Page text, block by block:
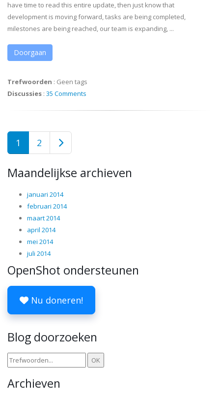
have time to read this entire update, then just know that
development is moving forward, tasks are being completed,
milestones are being reached, our team is expanding, ...
Doorgaan
Trefwoorden : Geen tags
Discussies : 35 Comments
1 2
Maandelijkse archieven
januari 2014
februari 2014
maart 2014
april 2014
mei 2014
juli 2014
OpenShot ondersteunen
Nu doneren!
Blog doorzoeken
Archieven